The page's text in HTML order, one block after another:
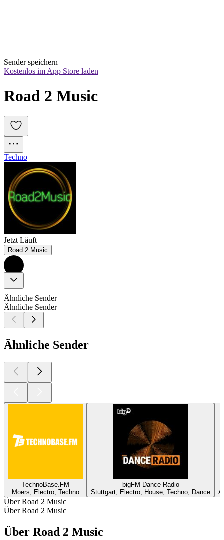
Sender speichern
Kostenlos im App Store laden
Road 2 Music
Techno
Jetzt Läuft
Road 2 Music
Ähnliche Sender
Ähnliche Sender
Ähnliche Sender
TechnoBase.FM
Moers, Electro, Techno
bigFM Dance Radio
Stuttgart, Electro, House, Techno, Dance
Über Road 2 Music
Über Road 2 Music
Über Road 2 Music